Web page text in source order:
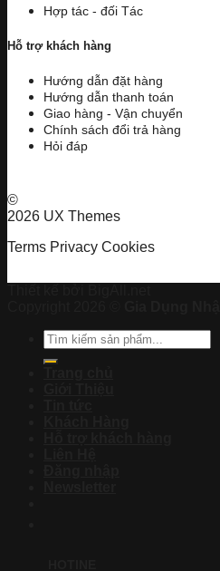
Hợp tác - đối Tác
Hỗ trợ khách hàng
Hướng dẫn đặt hàng
Hướng dẫn thanh toán
Giao hàng - Vận chuyển
Chính sách đổi trả hàng
Hỏi đáp
©
2026 UX Themes
Terms Privacy Cookies
Tìm
kiếm: